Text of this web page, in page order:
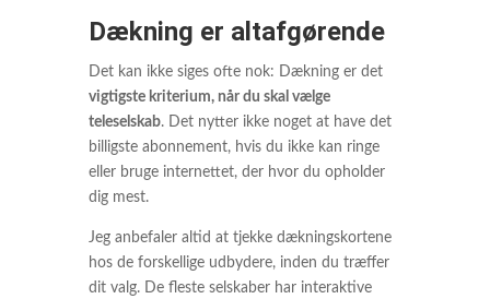
Dækning er altafgørende
Det kan ikke siges ofte nok: Dækning er det
vigtigste kriterium, når du skal vælge
teleselskab. Det nytter ikke noget at have det
billigste abonnement, hvis du ikke kan ringe
eller bruge internettet, der hvor du opholder
dig mest.
Jeg anbefaler altid at tjekke dækningskortene
hos de forskellige udbydere, inden du træffer
dit valg. De fleste selskaber har interaktive